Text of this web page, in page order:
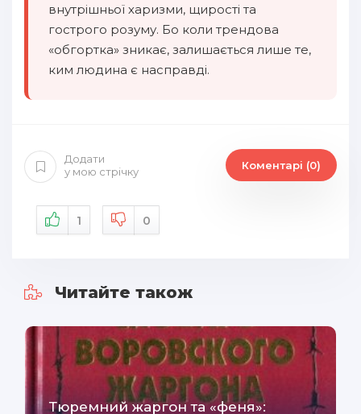
внутрішньої харизми, щирості та
гострого розуму. Бо коли трендова
«обгортка» зникає, залишається лише те,
ким людина є насправді.
Додати
у мою стрічку
Коментарі (0)
1 0
Читайте також
Тюремний жаргон та «феня»: